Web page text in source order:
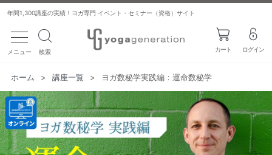
年間1,300講座の実績！ヨガ専門 イベント・セミナー（資格）サイト
toggle navigation
メニュー 検索 カート ログイン
ホーム > 講座一覧 > ヨガ数秘学実践編：運命数秘学